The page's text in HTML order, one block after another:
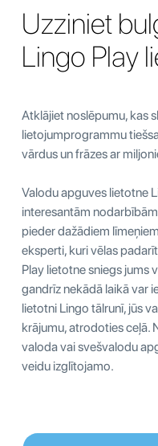
Uzziniet
Lingo Play
Atklājiet noslēpumu, kas
lietojumprogrammu
vārdus un frāzes ar
Valodu apguves lietotne
interesantām
pieder dažādiem
eksperti, kuri vēlas
Play lietotne sniegs jums
gandrīz nekādā laikā var
lietotni Lingo tālrunī, jūs
krājumu, atrodoties ceļā.
valoda vai svešvalodu
veidu izglītojamo.